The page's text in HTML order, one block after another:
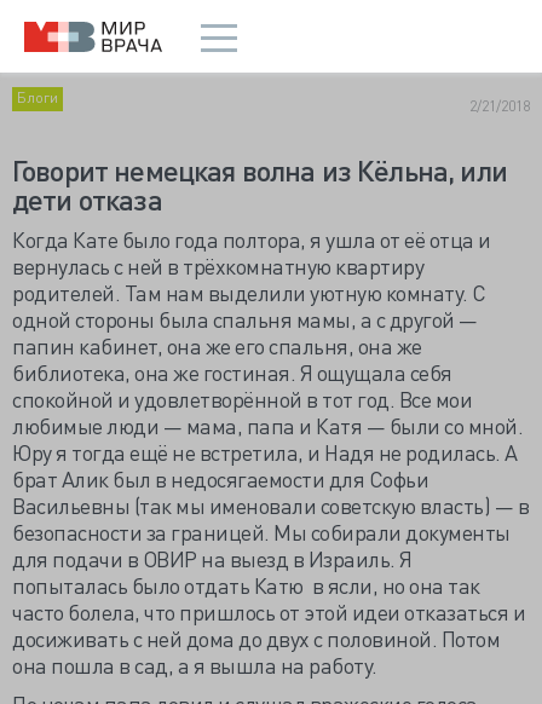
Блоги 2/21/2018
Говорит немецкая волна из Кёльна, или
дети отказа
Когда Кате было года полтора, я ушла от её отца и
вернулась с ней в трёхкомнатную квартиру
родителей. Там нам выделили уютную комнату. С
одной стороны была спальня мамы, а с другой —
папин кабинет, она же его спальня, она же
библиотека, она же гостиная. Я ощущала себя
спокойной и удовлетворённой в тот год. Все мои
любимые люди — мама, папа и Катя — были со мной.
Юру я тогда ещё не встретила, и Надя не родилась. А
брат Алик был в недосягаемости для Софьи
Васильевны (так мы именовали советскую власть) — в
безопасности за границей. Мы собирали документы
для подачи в ОВИР на выезд в Израиль. Я
попыталась было отдать Катю в ясли, но она так
часто болела, что пришлось от этой идеи отказаться и
досиживать с ней дома до двух с половиной. Потом
она пошла в сад, а я вышла на работу.